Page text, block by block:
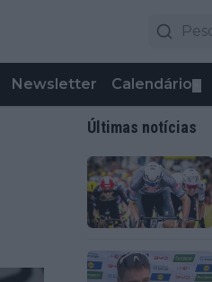
Newsletter Calendário
Últimas notícias